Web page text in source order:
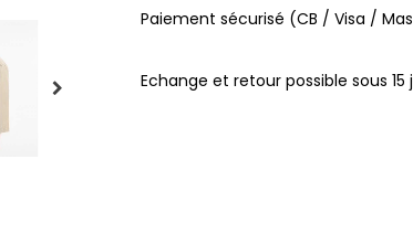
Paiement sécurisé (CB / Visa /
Echange et retour possible sous 15